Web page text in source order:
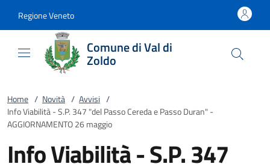
Regione Veneto
Comune di Val di
Zoldo
Home / Novità / Avvisi /
Info Viabilità - S.P. 347 "del Passo Cereda e Passo Duran" -
AGGIORNAMENTO 26 maggio
Info Viabilità - S.P. 347